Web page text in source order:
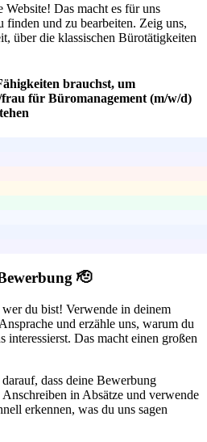
Das macht es für uns
finden und zu bearbeiten. Zeig uns,
über die klassischen Bürotätigkeiten
brauchst, um
für Büromanagement (m/w/d)
🫡
du bist! Verwende in deinem
und erzähle uns, warum du
Das macht einen großen
dass deine Bewerbung
in Absätze und verwende
erkennen, was du uns sagen